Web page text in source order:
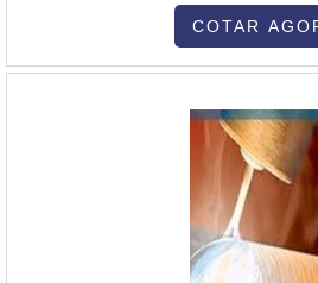
inicia-se com o preparo das
espaçamento adequado das juntas. Durante a
MIG/MAG, um arame contínuo é
tocha de solda, ao mesmo tempo
(argônio com CO₂ ou 100% CO₂) é
elétrico e a poça de fusão contra a
operador regula parâmetros como
COTAR